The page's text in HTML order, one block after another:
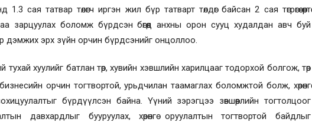
сая татвар төлөгч иргэн жил бүр татварт төлдөг байсан 2 сая төгрөгөө өөртөө
зарцуулах боломж бүрдсэн бөгөөд анхны орон сууц худалдан авч буй
дэмжих эрх зүйн орчин бүрдсэнийг онцоллоо.
тухай хуулийг батлан төр, хувийн хэвшлийн харилцааг тодорхой болгож, төр
бизнесийн орчин тогтвортой, урьдчилан таамаглах боломжтой болж, хөрөнгө
бүрдүүлсэн байна. Үүний зэрэгцээ зөвшөөрлийн тогтолцоог
давхардлыг бууруулах, хөрөнгө оруулалтын тогтвортой байдлыг